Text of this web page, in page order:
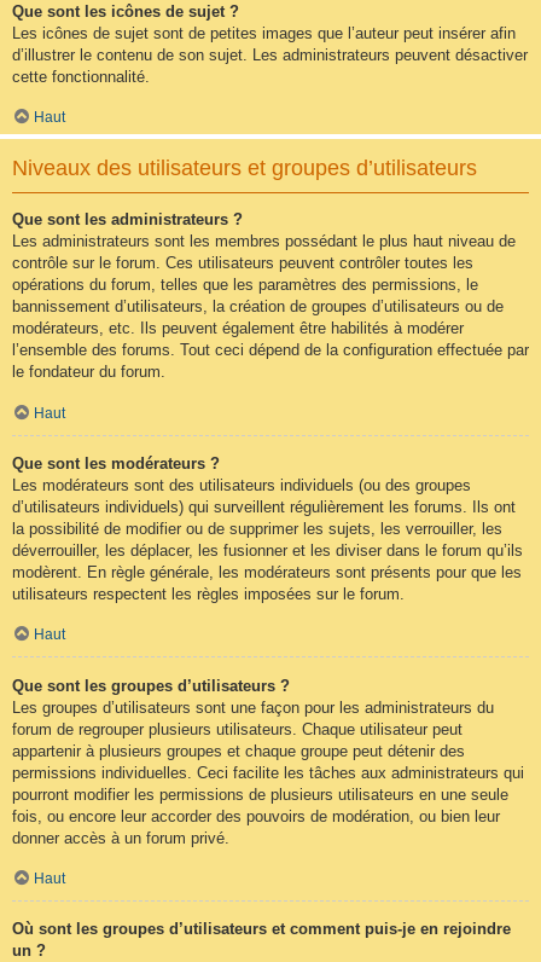
Que sont les icônes de sujet ?
Les icônes de sujet sont de petites images que l’auteur peut insérer afin
d’illustrer le contenu de son sujet. Les administrateurs peuvent désactiver
cette fonctionnalité.
Haut
Niveaux des utilisateurs et groupes d’utilisateurs
Que sont les administrateurs ?
Les administrateurs sont les membres possédant le plus haut niveau de
contrôle sur le forum. Ces utilisateurs peuvent contrôler toutes les
opérations du forum, telles que les paramètres des permissions, le
bannissement d’utilisateurs, la création de groupes d’utilisateurs ou de
modérateurs, etc. Ils peuvent également être habilités à modérer
l’ensemble des forums. Tout ceci dépend de la configuration effectuée par
le fondateur du forum.
Haut
Que sont les modérateurs ?
Les modérateurs sont des utilisateurs individuels (ou des groupes
d’utilisateurs individuels) qui surveillent régulièrement les forums. Ils ont
la possibilité de modifier ou de supprimer les sujets, les verrouiller, les
déverrouiller, les déplacer, les fusionner et les diviser dans le forum qu’ils
modèrent. En règle générale, les modérateurs sont présents pour que les
utilisateurs respectent les règles imposées sur le forum.
Haut
Que sont les groupes d’utilisateurs ?
Les groupes d’utilisateurs sont une façon pour les administrateurs du
forum de regrouper plusieurs utilisateurs. Chaque utilisateur peut
appartenir à plusieurs groupes et chaque groupe peut détenir des
permissions individuelles. Ceci facilite les tâches aux administrateurs qui
pourront modifier les permissions de plusieurs utilisateurs en une seule
fois, ou encore leur accorder des pouvoirs de modération, ou bien leur
donner accès à un forum privé.
Haut
Où sont les groupes d’utilisateurs et comment puis-je en rejoindre
un ?